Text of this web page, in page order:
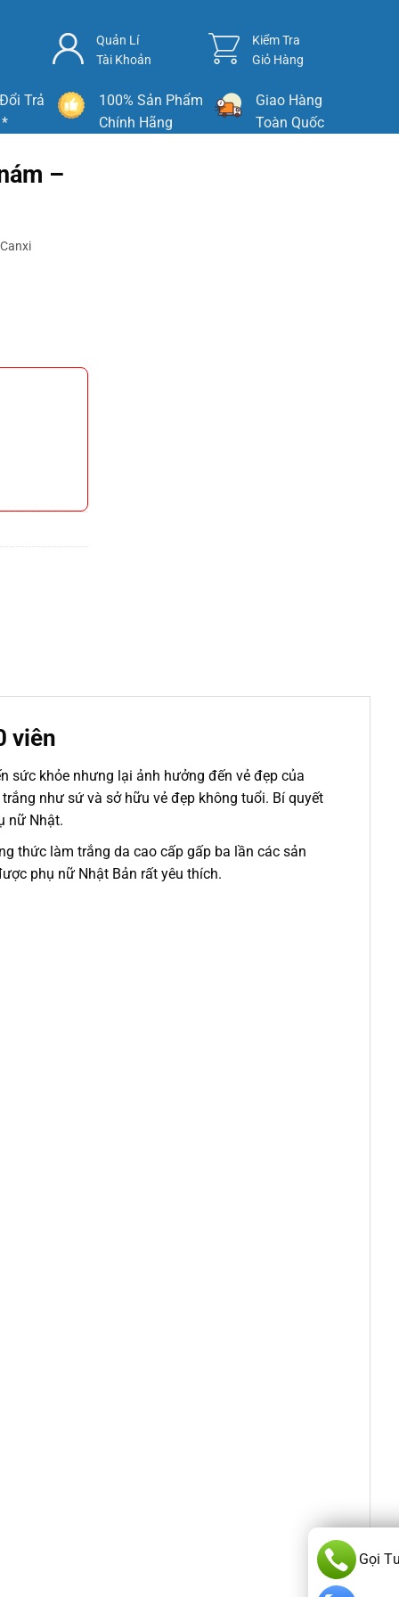
Quản Lí
Tài Khoản
Kiểm Tra
Giỏ Hàng
Trả
100% Sản Phẩm
Chính Hãng
Giao Hàng
Toàn Quốc
–
Canxi
viên
sức khỏe nhưng lại ảnh hưởng đến vẻ đẹp của
như sứ và sở hữu vẻ đẹp không tuổi. Bí quyết
nữ Nhật.
thức làm trắng da cao cấp gấp ba lần các sản
phụ nữ Nhật Bản rất yêu thích.
Gọi